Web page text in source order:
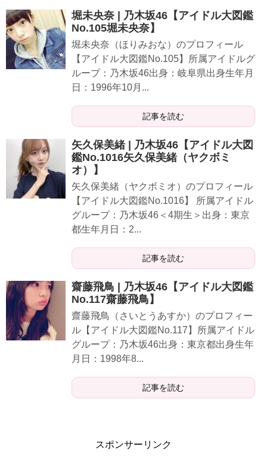
堀未央奈 | 乃木坂46【アイドル大図鑑
No.105堀未央奈】
堀未央奈（ほりみおな）のプロフィール
【アイドル大図鑑No.105】所属アイドルグ
ループ：乃木坂46出身：岐阜県出身生年月
日：1996年10月...
記事を読む
矢久保美緒 | 乃木坂46【アイドル大図
鑑No.1016矢久保美緒（ヤクボミ
オ）】
矢久保美緒（ヤクボミオ）のプロフィール
【アイドル大図鑑No.1016】 所属アイドル
グループ：乃木坂46＜4期生＞出身：東京
都生年月日：2...
記事を読む
齋藤飛鳥 | 乃木坂46【アイドル大図鑑
No.117齋藤飛鳥】
齋藤飛鳥（さいとうあすか）のプロフィー
ル【アイドル大図鑑No.117】所属アイドル
グループ：乃木坂46出身：東京都出身生年
月日：1998年8...
記事を読む
スポンサーリンク